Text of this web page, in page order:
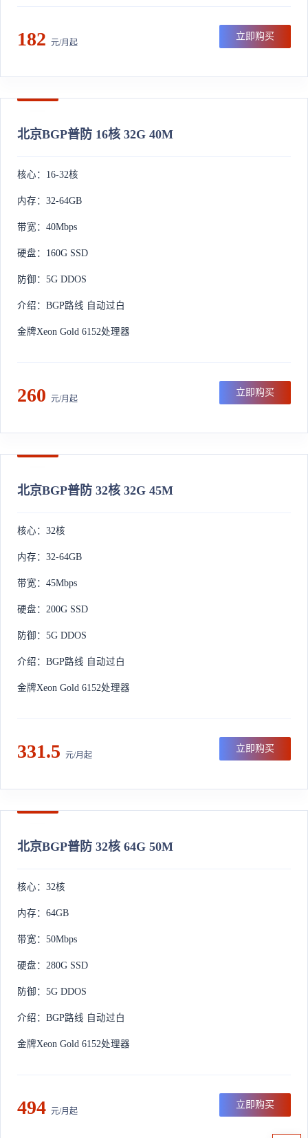
182 元/月起
立即购买
北京BGP普防 16核 32G 40M
核心：16-32核
内存：32-64GB
带宽：40Mbps
硬盘：160G SSD
防御：5G DDOS
介绍：BGP路线 自动过白
金牌Xeon Gold 6152处理器
260 元/月起
立即购买
北京BGP普防 32核 32G 45M
核心：32核
内存：32-64GB
带宽：45Mbps
硬盘：200G SSD
防御：5G DDOS
介绍：BGP路线 自动过白
金牌Xeon Gold 6152处理器
331.5 元/月起
立即购买
北京BGP普防 32核 64G 50M
核心：32核
内存：64GB
带宽：50Mbps
硬盘：280G SSD
防御：5G DDOS
介绍：BGP路线 自动过白
金牌Xeon Gold 6152处理器
494 元/月起
立即购买